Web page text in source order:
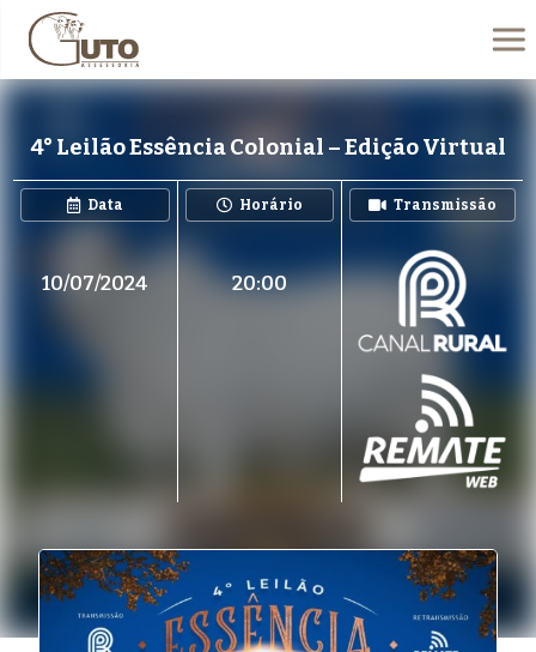
4° Leilão Essência Colonial – Edição Virtual
Data
10/07/2024
Horário
20:00
Transmissão